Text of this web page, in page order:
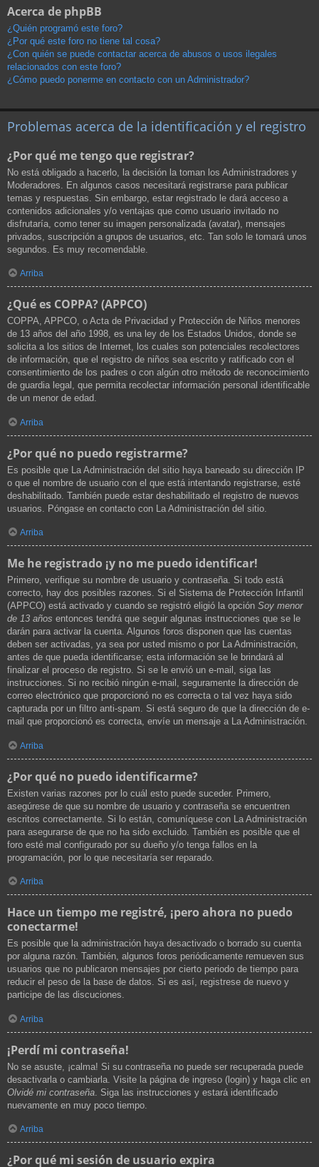
Acerca de phpBB
¿Quién programó este foro?
¿Por qué este foro no tiene tal cosa?
¿Con quién se puede contactar acerca de abusos o usos ilegales
relacionados con este foro?
¿Cómo puedo ponerme en contacto con un Administrador?
Problemas acerca de la identificación y el registro
¿Por qué me tengo que registrar?
No está obligado a hacerlo, la decisión la toman los Administradores y
Moderadores. En algunos casos necesitará registrarse para publicar
temas y respuestas. Sin embargo, estar registrado le dará acceso a
contenidos adicionales y/o ventajas que como usuario invitado no
disfrutaría, como tener su imagen personalizada (avatar), mensajes
privados, suscripción a grupos de usuarios, etc. Tan solo le tomará unos
segundos. Es muy recomendable.
Arriba
¿Qué es COPPA? (APPCO)
COPPA, APPCO, o Acta de Privacidad y Protección de Niños menores
de 13 años del año 1998, es una ley de los Estados Unidos, donde se
solicita a los sitios de Internet, los cuales son potenciales recolectores
de información, que el registro de niños sea escrito y ratificado con el
consentimiento de los padres o con algún otro método de reconocimiento
de guardia legal, que permita recolectar información personal identificable
de un menor de edad.
Arriba
¿Por qué no puedo registrarme?
Es posible que La Administración del sitio haya baneado su dirección IP
o que el nombre de usuario con el que está intentando registrarse, esté
deshabilitado. También puede estar deshabilitado el registro de nuevos
usuarios. Póngase en contacto con La Administración del sitio.
Arriba
Me he registrado ¡y no me puedo identificar!
Primero, verifique su nombre de usuario y contraseña. Si todo está
correcto, hay dos posibles razones. Si el Sistema de Protección Infantil
(APPCO) está activado y cuando se registró eligió la opción Soy menor
de 13 años entonces tendrá que seguir algunas instrucciones que se le
darán para activar la cuenta. Algunos foros disponen que las cuentas
deben ser activadas, ya sea por usted mismo o por La Administración,
antes de que pueda identificarse; esta información se le brindará al
finalizar el proceso de registro. Si se le envió un e-mail, siga las
instrucciones. Si no recibió ningún e-mail, seguramente la dirección de
correo electrónico que proporcionó no es correcta o tal vez haya sido
capturada por un filtro anti-spam. Si está seguro de que la dirección de e-
mail que proporcionó es correcta, envíe un mensaje a La Administración.
Arriba
¿Por qué no puedo identificarme?
Existen varias razones por lo cuál esto puede suceder. Primero,
asegúrese de que su nombre de usuario y contraseña se encuentren
escritos correctamente. Si lo están, comuníquese con La Administración
para asegurarse de que no ha sido excluido. También es posible que el
foro esté mal configurado por su dueño y/o tenga fallos en la
programación, por lo que necesitaría ser reparado.
Arriba
Hace un tiempo me registré, ¡pero ahora no puedo
conectarme!
Es posible que la administración haya desactivado o borrado su cuenta
por alguna razón. También, algunos foros periódicamente remueven sus
usuarios que no publicaron mensajes por cierto periodo de tiempo para
reducir el peso de la base de datos. Si es así, registrese de nuevo y
participe de las discuciones.
Arriba
¡Perdí mi contraseña!
No se asuste, ¡calma! Si su contraseña no puede ser recuperada puede
desactivarla o cambiarla. Visite la página de ingreso (login) y haga clic en
Olvidé mi contraseña . Siga las instrucciones y estará identificado
nuevamente en muy poco tiempo.
Arriba
¿Por qué mi sesión de usuario expira